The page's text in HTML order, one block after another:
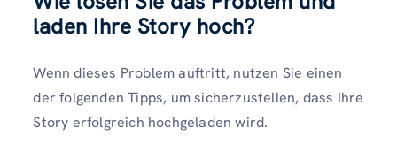
laden Ihre Story hoch?
Wenn dieses Problem auftritt, nutzen Sie einen
der folgenden Tipps, um sicherzustellen, dass Ihre
Story erfolgreich hochgeladen wird.